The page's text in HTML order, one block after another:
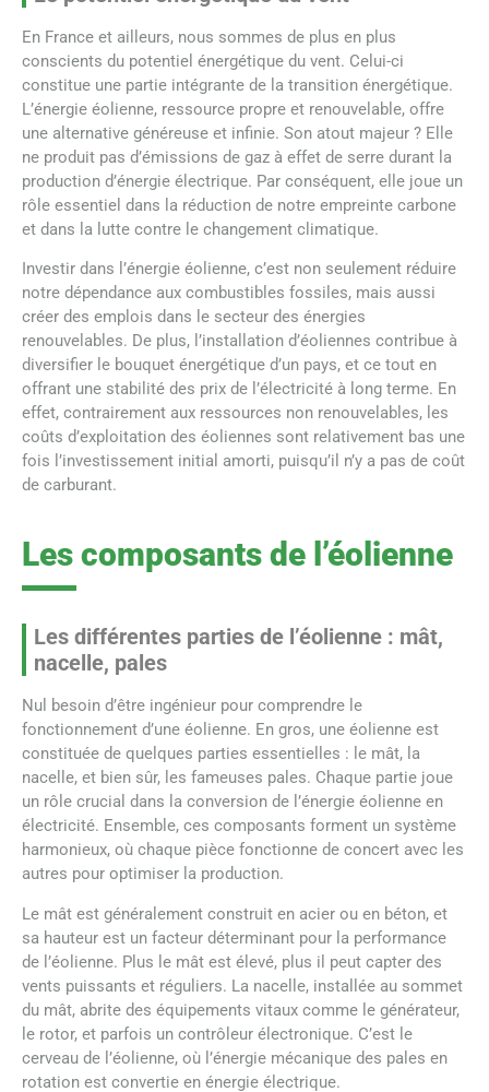
En France et ailleurs, nous sommes de plus en plus
conscients du potentiel énergétique du vent. Celui-ci
constitue une partie intégrante de la transition énergétique.
L’énergie éolienne, ressource propre et renouvelable, offre
une alternative généreuse et infinie. Son atout majeur ? Elle
ne produit pas d’émissions de gaz à effet de serre durant la
production d’énergie électrique. Par conséquent, elle joue un
rôle essentiel dans la réduction de notre empreinte carbone
et dans la lutte contre le changement climatique.
Investir dans l’énergie éolienne, c’est non seulement réduire
notre dépendance aux combustibles fossiles, mais aussi
créer des emplois dans le secteur des énergies
renouvelables. De plus, l’installation d’éoliennes contribue à
diversifier le bouquet énergétique d’un pays, et ce tout en
offrant une stabilité des prix de l’électricité à long terme. En
effet, contrairement aux ressources non renouvelables, les
coûts d’exploitation des éoliennes sont relativement bas une
fois l’investissement initial amorti, puisqu’il n’y a pas de coût
de carburant.
Les composants de l’éolienne
Les différentes parties de l’éolienne : mât,
nacelle, pales
Nul besoin d’être ingénieur pour comprendre le
fonctionnement d’une éolienne. En gros, une éolienne est
constituée de quelques parties essentielles : le mât, la
nacelle, et bien sûr, les fameuses pales. Chaque partie joue
un rôle crucial dans la conversion de l’énergie éolienne en
électricité. Ensemble, ces composants forment un système
harmonieux, où chaque pièce fonctionne de concert avec les
autres pour optimiser la production.
Le mât est généralement construit en acier ou en béton, et
sa hauteur est un facteur déterminant pour la performance
de l’éolienne. Plus le mât est élevé, plus il peut capter des
vents puissants et réguliers. La nacelle, installée au sommet
du mât, abrite des équipements vitaux comme le générateur,
le rotor, et parfois un contrôleur électronique. C’est le
cerveau de l’éolienne, où l’énergie mécanique des pales en
rotation est convertie en énergie électrique.